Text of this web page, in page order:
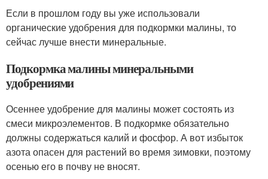
Если в прошлом году вы уже использовали
органические удобрения для подкормки малины, то
сейчас лучше внести минеральные.
Подкормка малины минеральными
удобрениями
Осеннее удобрение для малины может состоять из
смеси микроэлементов. В подкормке обязательно
должны содержаться калий и фосфор. А вот избыток
азота опасен для растений во время зимовки, поэтому
осенью его в почву не вносят.